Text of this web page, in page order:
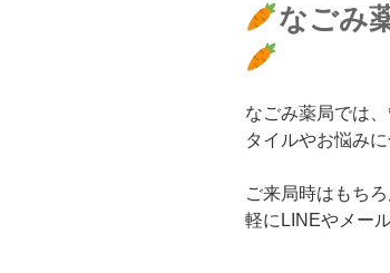
なごみ
なごみ薬局では
タイルやお悩み
ご来局時はもち
軽にLINEやメー